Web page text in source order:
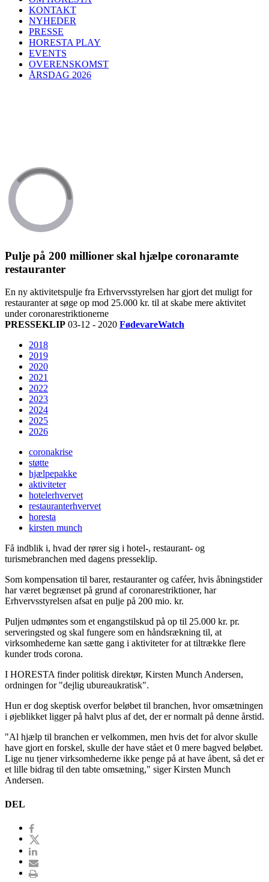
KONTAKT
NYHEDER
PRESSE
HORESTA PLAY
EVENTS
OVERENSKOMST
ÅRSDAG 2026
Pulje på 200 millioner skal hjælpe coronaramte
restauranter
En ny aktivitetspulje fra Erhvervsstyrelsen har gjort det muligt for
restauranter at søge op mod 25.000 kr. til at skabe mere aktivitet
under coronarestriktionerne
PRESSEKLIP 03-12 - 2020 FødevareWatch
2018
2019
2020
2021
2022
2023
2024
2025
2026
coronakrise
støtte
hjælpepakke
aktiviteter
hotelerhvervet
restauranterhvervet
horesta
kirsten munch
Få indblik i, hvad der rører sig i hotel-, restaurant- og
turismebranchen med dagens presseklip.
Som kompensation til barer, restauranter og caféer, hvis åbningstider
har været begrænset på grund af coronarestriktioner, har
Erhvervsstyrelsen afsat en pulje på 200 mio. kr.
Puljen udmøntes som et engangstilskud på op til 25.000 kr. pr.
serveringsted og skal fungere som en håndsrækning til, at
virksomhederne kan sætte gang i aktiviteter for at tiltrække flere
kunder trods corona.
I HORESTA finder politisk direktør, Kirsten Munch Andersen,
ordningen for "dejlig ubureaukratisk".
Hun er dog skeptisk overfor beløbet til branchen, hvor omsætningen
i øjeblikket ligger på halvt plus af det, der er normalt på denne årstid.
"Al hjælp til branchen er velkommen, men hvis det for alvor skulle
have gjort en forskel, skulle der have stået et 0 mere bagved beløbet.
Lige nu tjener virksomhederne ikke penge på at have åbent, så det er
et lille bidrag til den tabte omsætning," siger Kirsten Munch
Andersen.
DEL